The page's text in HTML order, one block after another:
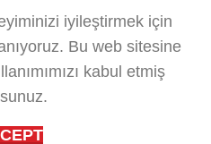
iyileştirmek için
Bu web sitesine
kabul etmiş